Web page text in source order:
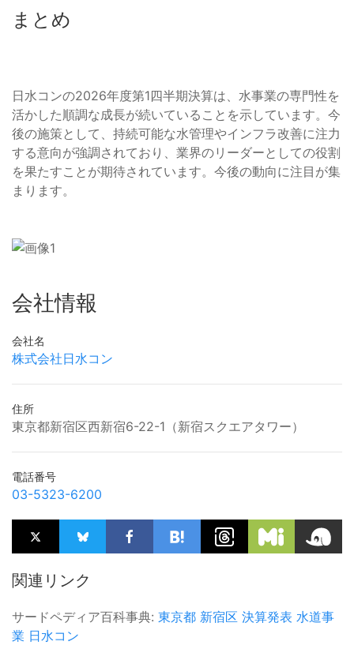
まとめ
日水コンの2026年度第1四半期決算は、水事業の専門性を
活かした順調な成長が続いていることを示しています。今
後の施策として、持続可能な水管理やインフラ改善に注力
する意向が強調されており、業界のリーダーとしての役割
を果たすことが期待されています。今後の動向に注目が集
まります。
会社情報
会社名
株式会社日水コン
住所
東京都新宿区西新宿6-22-1（新宿スクエアタワー）
電話番号
03-5323-6200
関連リンク
サードペディア百科事典: 東京都 新宿区 決算発表 水道事
業 日水コン